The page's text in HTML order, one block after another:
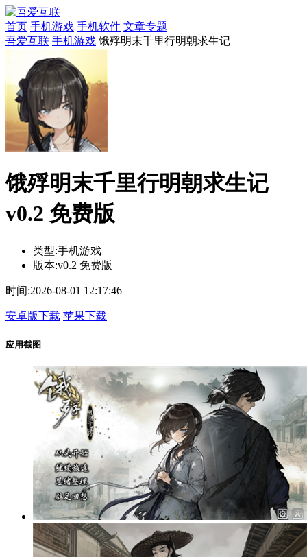
首页 手机游戏 手机软件 文章专题
吾爱互联 手机游戏 饿殍明末千里行明朝求生记
饿殍明末千里行明朝求生记
v0.2 免费版
类型:手机游戏
版本:v0.2 免费版
时间:2026-08-01 12:17:46
安卓版下载 苹果下载
应用截图